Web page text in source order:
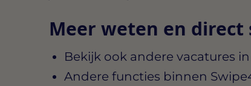
Meer weten en
Bekijk ook andere vacatures
Andere functies binnen